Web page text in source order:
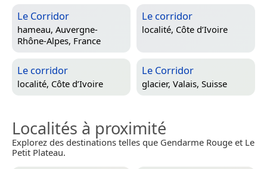
Le Corridor
hameau, Auvergne-
Rhône-Alpes, France
Le corridor
localité, Côte d’Ivoire
Le corridor
localité, Côte d’Ivoire
Le Corridor
glacier, Valais, Suisse
Localités à proximité
Explorez des destinations telles que Gendarme Rouge et Le
Petit Plateau.